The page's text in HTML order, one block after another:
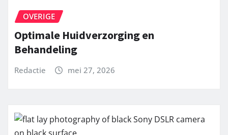
OVERIGE
Optimale Huidverzorging en
Behandeling
Redactie mei 27, 2026